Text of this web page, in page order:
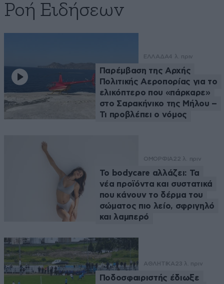
Ροή Ειδήσεων
ΕΛΛΑΔΑ4 λ. πριν
Παρέμβαση της Αρχής
Πολιτικής Αεροπορίας για το
ελικόπτερο που «πάρκαρε»
στο Σαρακήνικο της Μήλου –
Τι προβλέπει ο νόμος
ΟΜΟΡΦΙΑ22 λ. πριν
Το bodycare αλλάζει: Τα
νέα προϊόντα και συστατικά
που κάνουν το δέρμα του
σώματος πιο λείο, σφριγηλό
και λαμπερό
ΑΘΛΗΤΙΚΑ23 λ. πριν
Ποδοσφαιριστής έδιωξε